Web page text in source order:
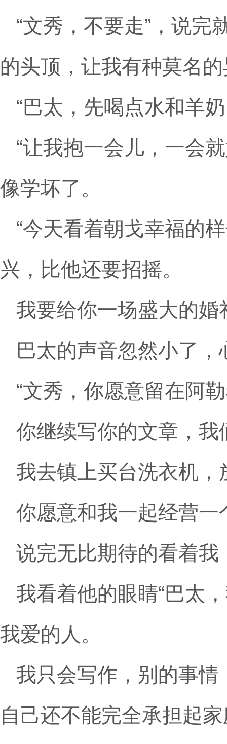
“文秀，不要走”，说
的头顶，让我有种莫名
“巴太，先喝点水和羊
“让我抱一会儿，一会
像学坏了。
“今天看着朝戈幸福的
兴，比他还要招摇。
我要给你一场盛大的婚
巴太的声音忽然小了
“文秀，你愿意留在阿
你继续写你的文章，
我去镇上买台洗衣机
你愿意和我一起经营一
说完无比期待的看着我
我看着他的眼睛“巴太
我爱的人。
我只会写作，别的事
自己还不能完全承担起